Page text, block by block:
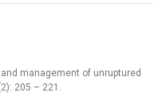
management of unruptured
205 –⁠ 221.